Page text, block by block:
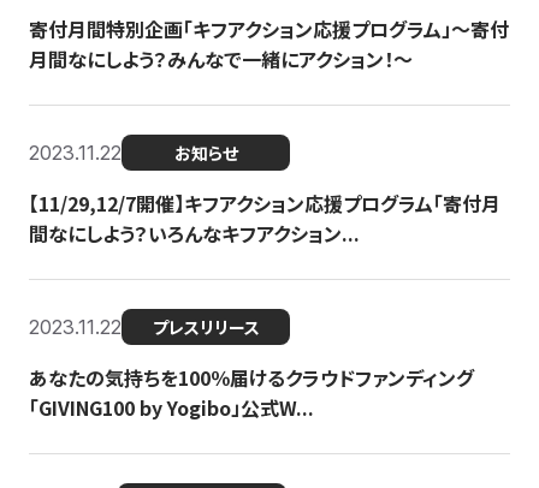
寄付月間特別企画「キフアクション応援プログラム」〜寄付
月間なにしよう？みんなで一緒にアクション！〜
2023.11.22 お知らせ
【11/29,12/7開催】キフアクション応援プログラム「寄付月
間なにしよう？いろんなキフアクション...
2023.11.22 プレスリリース
あなたの気持ちを100％届けるクラウドファンディング
「GIVING100 by Yogibo」公式W...